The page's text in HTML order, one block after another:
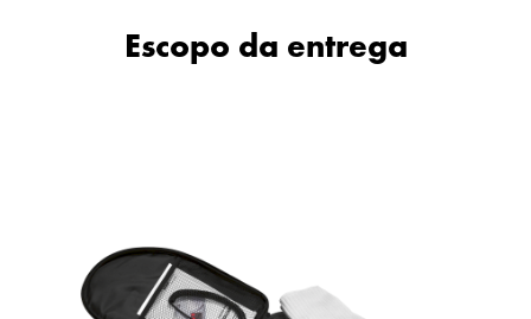
Escopo da entrega